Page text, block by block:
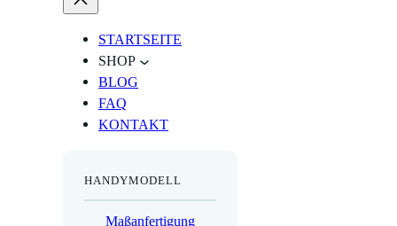
STARTSEITE
SHOP
BLOG
FAQ
KONTAKT
HANDYMODELL
Maßanfertigung